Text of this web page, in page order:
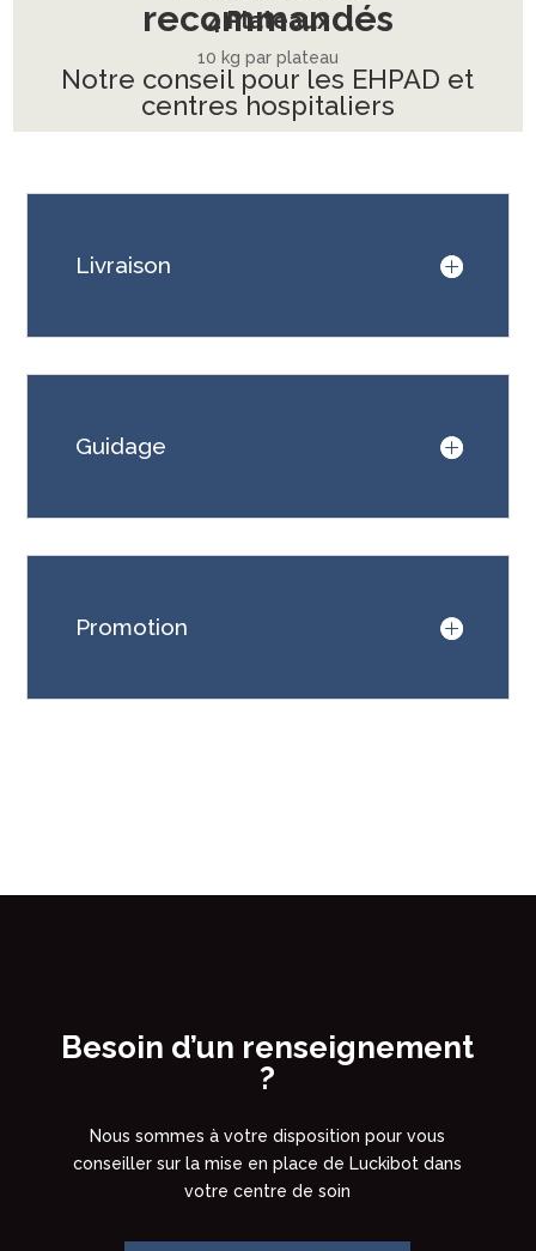
4 Plateaux
10 kg par plateau
recommandés
Notre conseil pour les EHPAD et
centres hospitaliers
Livraison
Guidage
Promotion
Besoin d’un renseignement
?
Nous sommes à votre disposition pour vous
conseiller sur la mise en place de Luckibot dans
votre centre de soin